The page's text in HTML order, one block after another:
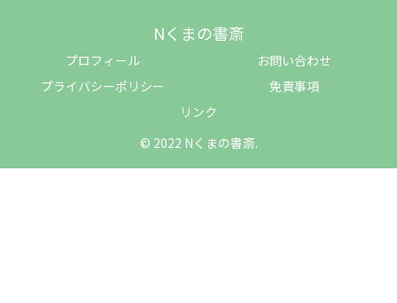
Nくまの書斎
プロフィール
お問い合わせ
プライバシーポリシー
免責事項
リンク
© 2022 Nくまの書斎.